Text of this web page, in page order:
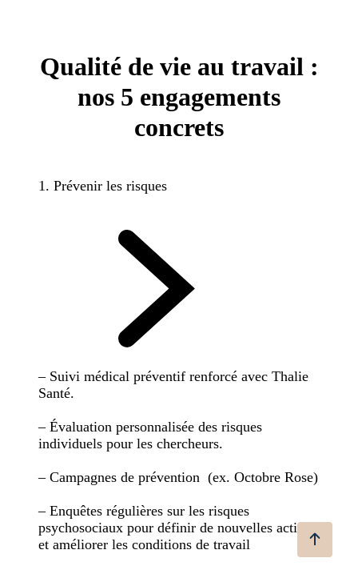
Qualité de vie au travail :
nos 5 engagements
concrets
1. Prévenir les risques
– Suivi médical préventif renforcé avec Thalie
Santé.
– Évaluation personnalisée des risques
individuels pour les chercheurs.
– Campagnes de prévention (ex. Octobre Rose)
– Enquêtes régulières sur les risques
psychosociaux pour définir de nouvelles actions
et améliorer les conditions de travail